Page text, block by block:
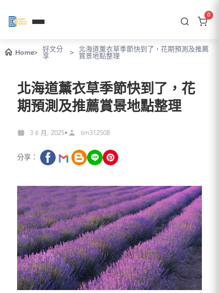
0
Home>
好文分
享
>
北海道薰衣草季節快到了，花期預測及推薦
賞景地點整理
北海道薰衣草季節快到了，花
期預測及推薦賞景地點整理
3 6 月, 2025• tim312508
分享：